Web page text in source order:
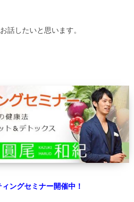
話したいと思います。
ングセミナー開催中！